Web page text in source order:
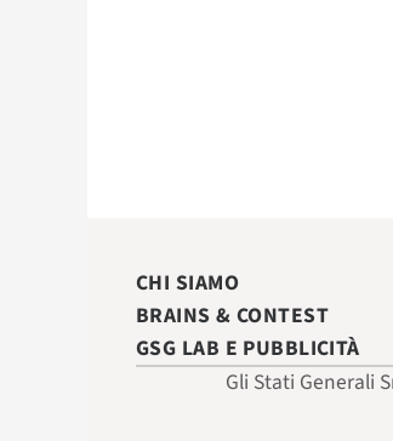
CHI SIAMO
BRAINS & CONTEST
GSG LAB E PUBBLICITÀ
Gli Stati Generali